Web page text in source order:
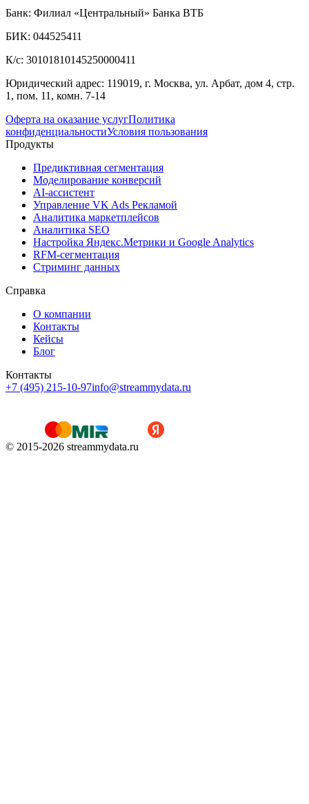
Банк: Филиал «Центральный» Банка ВТБ
БИК: 044525411
К/с: 30101810145250000411
Юридический адрес: 119019, г. Москва, ул. Арбат, дом 4, стр.
1, пом. 11, комн. 7-14
Оферта на оказание услугПолитика
конфиденциальностиУсловия пользования
Продукты
Предиктивная сегментация
Моделирование конверсий
AI-ассистент
Управление VK Ads Рекламой
Аналитика маркетплейсов
Аналитика SEO
Настройка Яндекс.Метрики и Google Analytics
RFM-сегментация
Cтриминг данных
Справка
О компании
Контакты
Кейсы
Блог
Контакты
+7 (495) 215-10-97info@streammydata.ru
© 2015-2026 streammydata.ru